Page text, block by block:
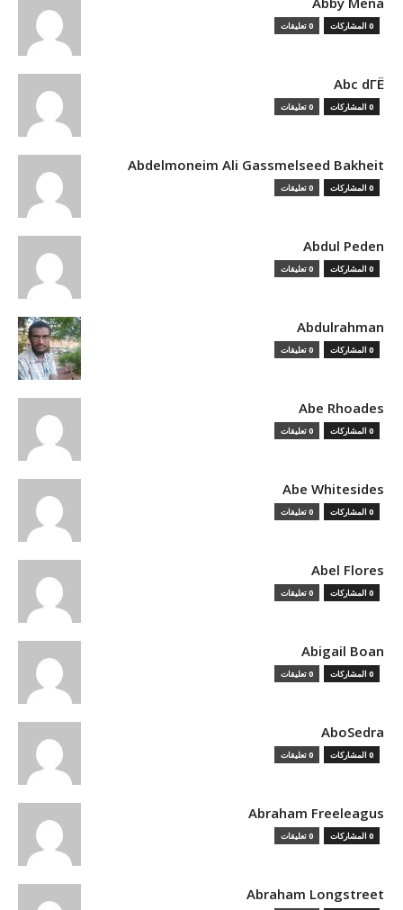
0 المشاركات 0 تعليقات
Abc dГЁ
0 المشاركات 0 تعليقات
Abdelmoneim Ali Gassmelseed Bakheit
0 المشاركات 0 تعليقات
Abdul Peden
0 المشاركات 0 تعليقات
Abdulrahman
0 المشاركات 0 تعليقات
Abe Rhoades
0 المشاركات 0 تعليقات
Abe Whitesides
0 المشاركات 0 تعليقات
Abel Flores
0 المشاركات 0 تعليقات
Abigail Boan
0 المشاركات 0 تعليقات
AboSedra
0 المشاركات 0 تعليقات
Abraham Freeleagus
0 المشاركات 0 تعليقات
Abraham Longstreet